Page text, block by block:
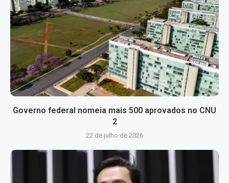
Governo federal nomeia mais 500 aprovados no CNU
2
22 de julho de 2026